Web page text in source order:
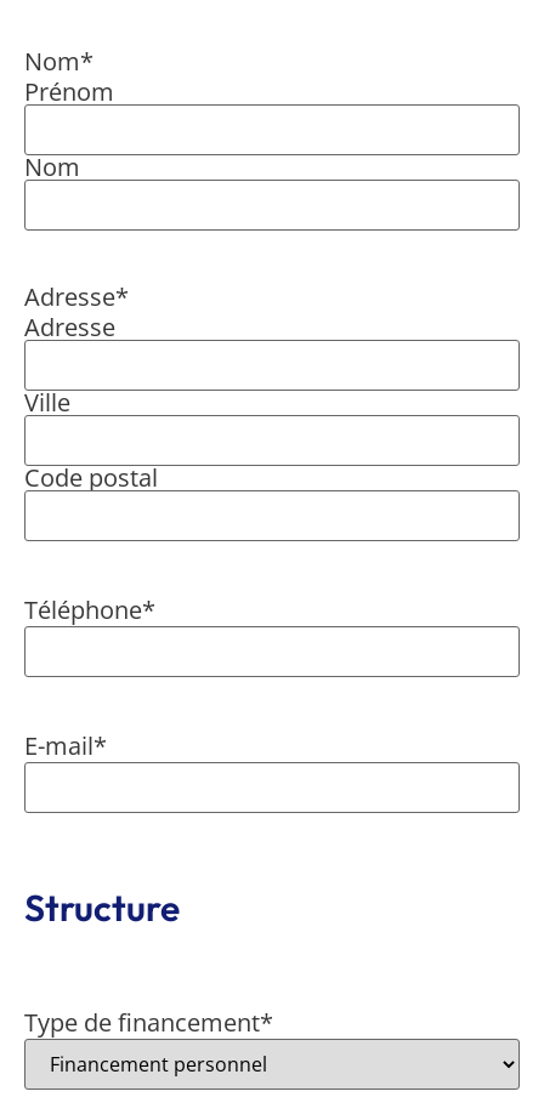
Nom*
Prénom
Nom
Adresse*
Adresse
Ville
Code postal
Téléphone*
E-mail*
Structure
Type de financement*